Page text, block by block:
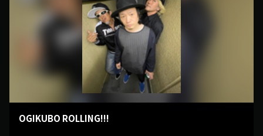
OGIKUBO ROLLING!!!